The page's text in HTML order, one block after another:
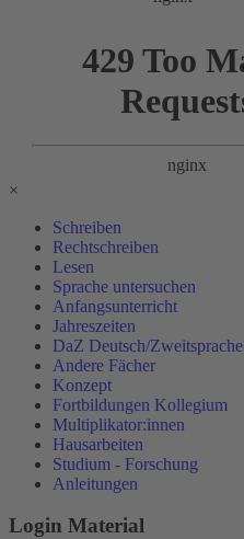
×
Schreiben
Rechtschreiben
Lesen
Sprache untersuchen
Anfangsunterricht
Jahreszeiten
DaZ Deutsch/Zweitsprache
Andere Fächer
Konzept
Fortbildungen Kollegium
Multiplikator:innen
Hausarbeiten
Studium - Forschung
Anleitungen
Login Material